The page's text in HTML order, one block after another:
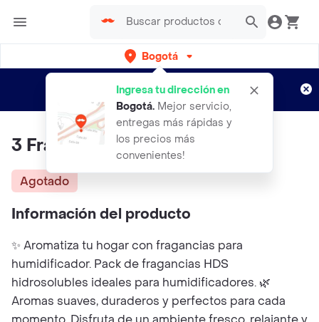
Bogotá
Ingresa tu dirección en
Bogotá. Mejor servicio,
entregas más rápidas y
los precios más
convenientes!
envíos gratis por semanas
Aplican TyC
3 Fragancia Hds 30ml
Agotado
Información del producto
✨ Aromatiza tu hogar con fragancias para
humidificador. Pack de fragancias HDS
hidrosolubles ideales para humidificadores. 🌿
Aromas suaves, duraderos y perfectos para cada